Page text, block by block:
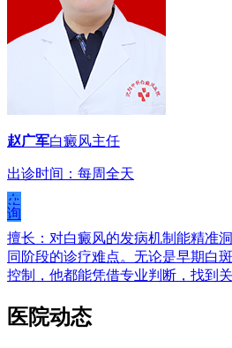
赵广军白癜风主任
出诊时间：每周全天
在
线
咨
询
擅长：对白癜风的发病机制能精准
同阶段的诊疗难点。无论是早期白
控制，他都能凭借专业判断，找到
医院动态